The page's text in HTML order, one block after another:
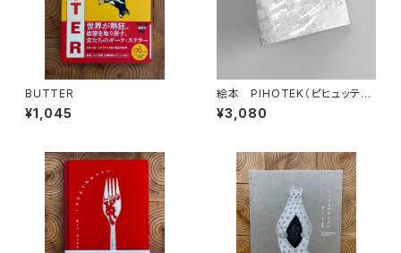
BUTTER
¥1,045
絵本 PIHOTEK（ピヒュッティ）
北極を風と歩く
¥3,080